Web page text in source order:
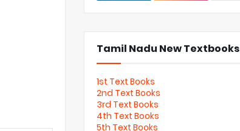
Tamil Nadu New Textbooks
1st Text Books
2nd Text Books
3rd Text Books
4th Text Books
5th Text Books